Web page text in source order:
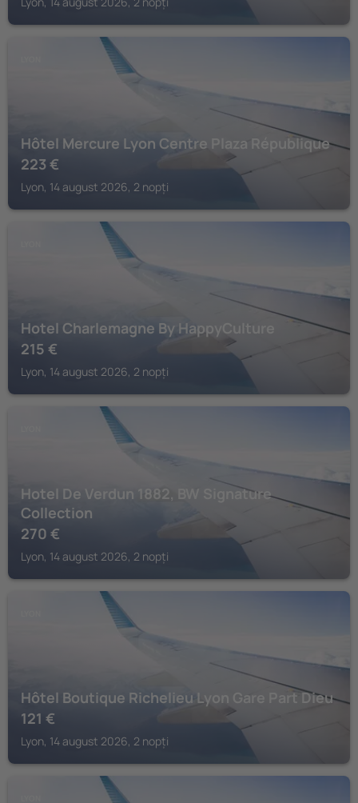
Hôtel Mercure Lyon Centre Plaza République
223 €
Lyon, 14 august 2026, 2 nopți
Hotel Charlemagne By HappyCulture
215 €
Lyon, 14 august 2026, 2 nopți
Hotel De Verdun 1882, BW Signature
Collection
270 €
Lyon, 14 august 2026, 2 nopți
Hôtel Boutique Richelieu Lyon Gare Part Dieu
121 €
Lyon, 14 august 2026, 2 nopți